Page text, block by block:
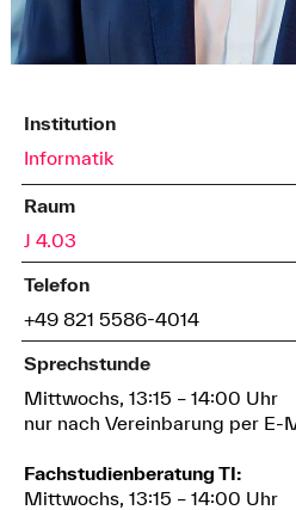
Institution
Informatik
Raum
J 4.03
Telefon
+49 821 5586-4014
Sprechstunde
Mittwochs, 13:15 – 14:00 Uhr
nur nach Vereinbarung per E-
Fachstudienberatung TI:
Mittwochs, 13:15 – 14:00 Uhr